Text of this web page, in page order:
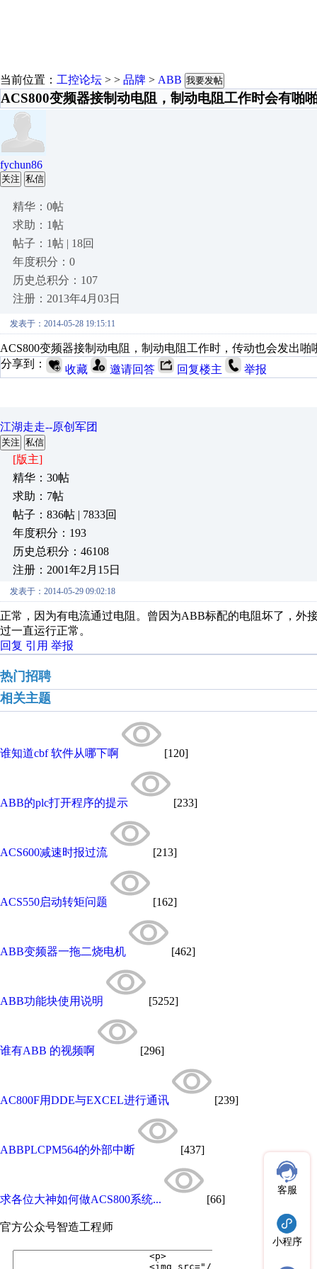
当前位置： 工控论坛 > > 品牌 > ABB 我要发帖
ACS800变频器接制动电阻，制动电阻工作时会有啪
fychun86
关注 私信
精华：0帖
求助：1帖
帖子：1帖 | 18回
年度积分：0
历史总积分：107
注册：2013年4月03日
发表于：2014-05-28 19:15:11
ACS800变频器接制动电阻，制动电阻工作时，传动也会发出啪
分享到：
收藏 邀请回答 回复楼主 举报
江湖走走--原创军团
关注 私信
[版主]
精华：30帖
求助：7帖
帖子：836帖 | 7833回
年度积分：193
历史总积分：46108
注册：2001年2月15日
发表于：2014-05-29 09:02:18
正常，因为有电流通过电阻。曾因为ABB标配的电阻坏了，外
过一直运行正常。
回复 引用 举报
热门招聘
相关主题
谁知道cbf 软件从哪下啊 [120]
ABB的plc打开程序的提示 [233]
ACS600减速时报过流 [213]
ACS550启动转矩问题 [162]
ABB变频器一拖二烧电机 [462]
ABB功能块使用说明 [5252]
谁有ABB 的视频啊 [296]
AC800F用DDE与EXCEL进行通讯 [239]
ABBPLCPM564的外部中断 [437]
求各位大神如何做ACS800系统... [66]
官方公众号智造工程师
客服
小程序